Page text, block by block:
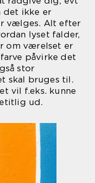
det ikke er
vælges. Alt efter
lyset falder,
om værelset er
påvirke det
stor
skal bruges til.
vil f.eks. kunne
ud.